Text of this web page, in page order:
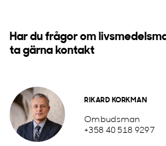
Har du frågor om
ta gärna kontakt
RIKARD KORKMAN
Ombudsman
+358 40 518 9297